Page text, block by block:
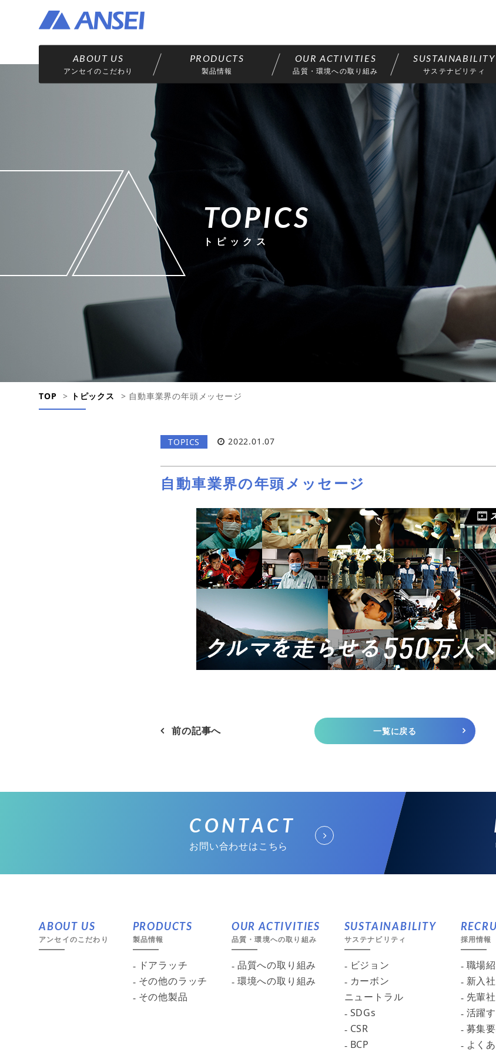
アンセイのこだわり 製品情報 品質・環境への取り組み サステナビリティ
TOPICS
トピックス
TOP > トピックス > 自動車業界の年頭メッセージ
TOPICS 2022.01.07
自動車業界の年頭メッセージ
前の記事へ 一覧に戻る
CONTACT
お問い合わせはこちら
ABOUT US
アンセイのこだわり
PRODUCTS
製品情報
ドアラッチ
その他のラッチ
その他製品
OUR ACTIVITIES
品質・環境への取り組み
品質への取り組み
環境への取り組み
SUSTAINABILITY
サステナビリティ
ビジョン
カーボン
ニュートラル
SDGs
CSR
BCP
採用情報
職場
新入
先輩
活躍
募集
よく